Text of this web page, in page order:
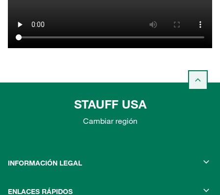
STAUFF USA
Cambiar región
INFORMACIÓN LEGAL
ENLACES RÁPIDOS